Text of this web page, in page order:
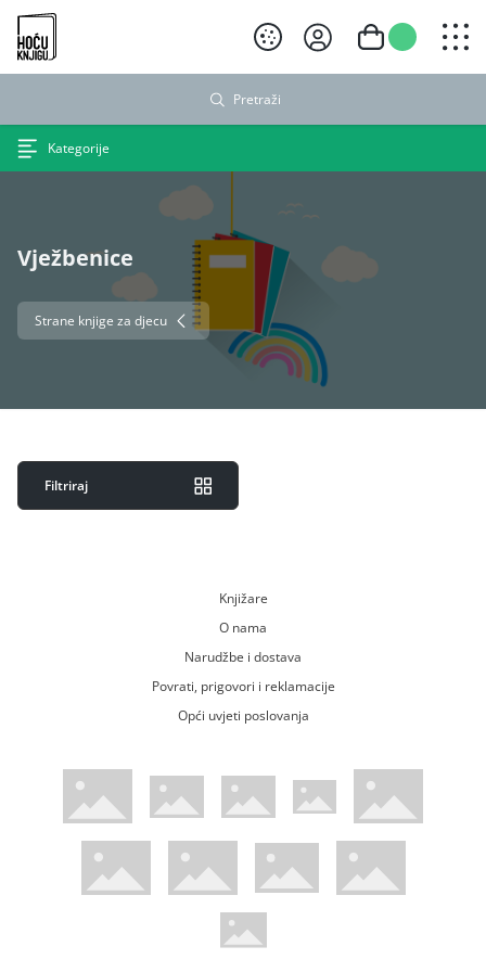
Hoću knjigu crni logo
Pretraži
Kategorije
Vježbenice
Strane knjige za djecu
Filtriraj
Knjižare
O nama
Narudžbe i dostava
Povrati, prigovori i reklamacije
Opći uvjeti poslovanja
WsPay web stranicaMaestro web stranicaMastercard web stranicaAmerican Express web stranica
Visa web stranica
Diners web stranicaTrustwave certificiranoMastercard sigurnosni kod web
Pci Dss certificirano
Verified by Visa web stranica